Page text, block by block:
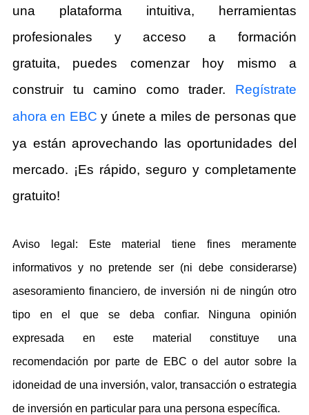
una plataforma intuitiva, herramientas
profesionales y acceso a formación
gratuita, puedes comenzar hoy mismo a
construir tu camino como trader. Regístrate
ahora en EBC y únete a miles de personas que
ya están aprovechando las oportunidades del
mercado. ¡Es rápido, seguro y completamente
gratuito!
Aviso legal: Este material tiene fines meramente
informativos y no pretende ser (ni debe considerarse)
asesoramiento financiero, de inversión ni de ningún otro
tipo en el que se deba confiar. Ninguna opinión
expresada en este material constituye una
recomendación por parte de EBC o del autor sobre la
idoneidad de una inversión, valor, transacción o estrategia
de inversión en particular para una persona específica.